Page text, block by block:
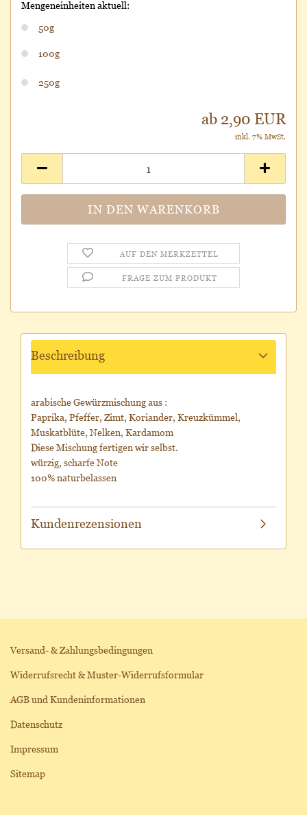
Mengeneinheiten aktuell:
50g
100g
250g
ab 2,90 EUR
inkl. 7% MwSt.
AUF DEN MERKZETTEL
FRAGE ZUM PRODUKT
Beschreibung
arabische Gewürzmischung aus :
Paprika, Pfeffer, Zimt, Koriander, Kreuzkümmel,
Muskatblüte, Nelken, Kardamom
Diese Mischung fertigen wir selbst.
würzig, scharfe Note
100% naturbelassen
Kundenrezensionen
Versand- & Zahlungsbedingungen
Widerrufsrecht & Muster-Widerrufsformular
AGB und Kundeninformationen
Datenschutz
Impressum
Sitemap